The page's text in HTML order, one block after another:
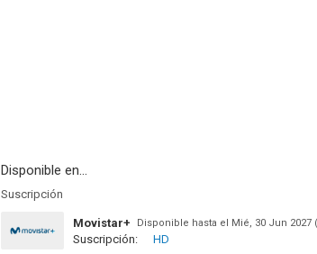
Disponible en...
Suscripción
Movistar+ Disponible hasta el Mié, 30 Jun 2027
Suscripción: HD